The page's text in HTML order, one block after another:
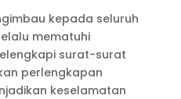
kepada seluruh
mematuhi
surat-surat
perlengkapan
keselamatan